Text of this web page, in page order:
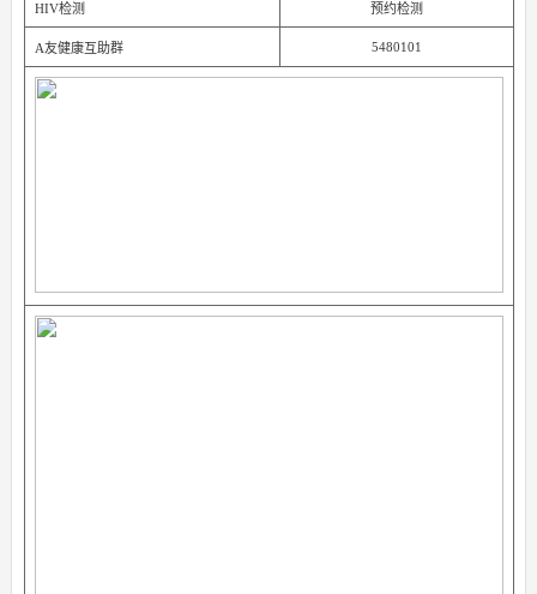
HIV检测 预约检测
A友健康互助群 5480101